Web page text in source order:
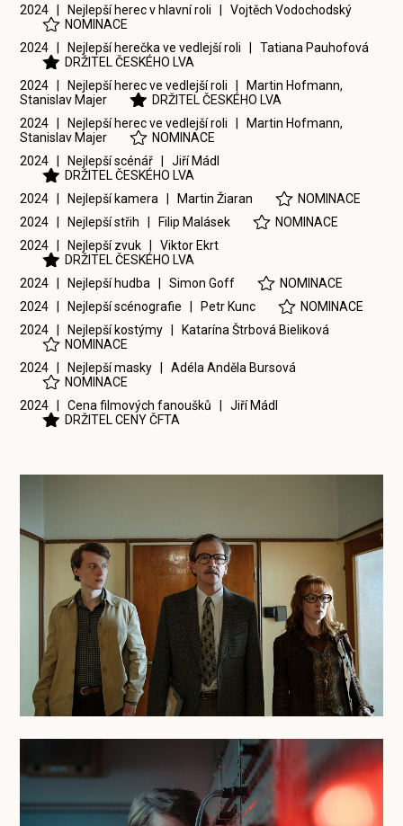
2024 | Nejlepší herec v hlavní roli |Vojtěch Vodochodský
NOMINACE
2024 | Nejlepší herečka ve vedlejší roli |Tatiana Pauhofová
DRŽITEL ČESKÉHO LVA
2024 | Nejlepší herec ve vedlejší roli | Martin Hofmann,
Stanislav Majer
DRŽITEL ČESKÉHO LVA
2024 | Nejlepší herec ve vedlejší roli | Martin Hofmann,
Stanislav Majer
NOMINACE
2024 | Nejlepší scénář |Jiří Mádl
DRŽITEL ČESKÉHO LVA
2024 | Nejlepší kamera | Martin Žiaran
NOMINACE
2024 | Nejlepší střih | Filip Malásek
NOMINACE
2024 | Nejlepší zvuk |Viktor Ekrt
DRŽITEL ČESKÉHO LVA
2024 | Nejlepší hudba |Simon Goff
NOMINACE
2024 | Nejlepší scénografie | Petr Kunc
NOMINACE
2024 | Nejlepší kostýmy | Katarína Štrbová Bieliková
NOMINACE
2024 | Nejlepší masky |Adéla Anděla Bursová
NOMINACE
2024 | Cena filmových fanoušků |Jiří Mádl
DRŽITEL CENY ČFTA